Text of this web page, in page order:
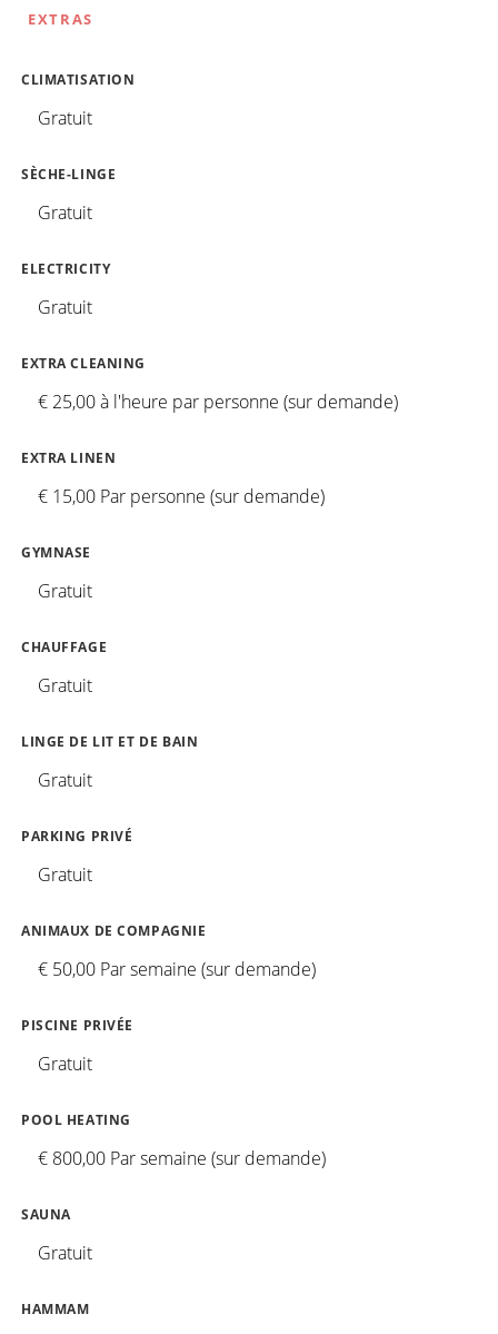
EXTRAS
CLIMATISATION
Gratuit
SÈCHE-LINGE
Gratuit
ELECTRICITY
Gratuit
EXTRA CLEANING
€ 25,00 à l'heure par personne (sur demande)
EXTRA LINEN
€ 15,00 Par personne (sur demande)
GYMNASE
Gratuit
CHAUFFAGE
Gratuit
LINGE DE LIT ET DE BAIN
Gratuit
PARKING PRIVÉ
Gratuit
ANIMAUX DE COMPAGNIE
€ 50,00 Par semaine (sur demande)
PISCINE PRIVÉE
Gratuit
POOL HEATING
€ 800,00 Par semaine (sur demande)
SAUNA
Gratuit
HAMMAM